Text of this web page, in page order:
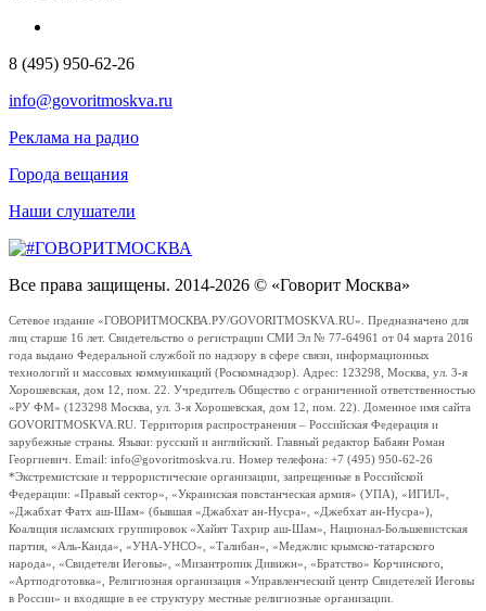
8 (495) 950-62-26
info@govoritmoskva.ru
Реклама на радио
Города вещания
Наши слушатели
Все права защищены. 2014-2026 © «Говорит Москва»
Сетевое издание «ГОВОРИТМОСКВА.РУ/GOVORITMOSKVA.RU». Предназначено для
лиц старше 16 лет. Свидетельство о регистрации СМИ Эл № 77-64961 от 04 марта 2016
года выдано Федеральной службой по надзору в сфере связи, информационных
технологий и массовых коммуникаций (Роскомнадзор). Адрес: 123298, Москва, ул. 3-я
Хорошевская, дом 12, пом. 22. Учредитель Общество с ограниченной ответственностью
«РУ ФМ» (123298 Москва, ул. 3-я Хорошевская, дом 12, пом. 22). Доменное имя сайта
GOVORITMOSKVA.RU. Территория распространения – Российская Федерация и
зарубежные страны. Языки: русский и английский. Главный редактор Бабаян Роман
Георгиевич. Email: info@govoritmoskva.ru. Номер телефона: +7 (495) 950-62-26
*Экстремистские и террористические организации, запрещенные в Российской
Федерации: «Правый сектор», «Украинская повстанческая армия» (УПА), «ИГИЛ»,
«Джабхат Фатх аш-Шам» (бывшая «Джабхат ан-Нусра», «Джебхат ан-Нусра»),
Коалиция исламских группировок «Хайят Тахрир аш-Шам», Национал-Большевистская
партия, «Аль-Каида», «УНА-УНСО», «Талибан», «Меджлис крымско-татарского
народа», «Свидетели Иеговы», «Мизантропик Дивижн», «Братство» Корчинского,
«Артподготовка», Религиозная организация «Управленческий центр Свидетелей Иеговы
в России» и входящие в ее структуру местные религиозные организации.